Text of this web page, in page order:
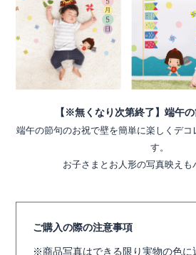
【※無くなり次第終了】端午
端午の節句のお祝で壁を簡単に楽しくデ
す。
お子さまとお人形の写真映えも
ご購入の際の注意事項
商品写真はできる限り実物の色に